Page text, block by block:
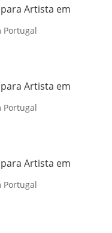
Artista em
Portugal
Artista em
Portugal
Artista em
Portugal